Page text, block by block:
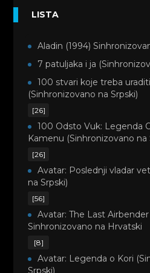
LISTA
Aladin (1994)
7 patuljaka i ja
100 stvari koje treba
(Sinhronizovano na Srpski)
[26]
100 Odsto Vuk: Legenda
Kamenu (Sinhronizovano na
[26]
Avatar: Poslednji vladar
na Srpski)
[56]
Avatar: The Last
Sinhronizovano na Hrvatski
[8]
Avatar: Legenda o Kori